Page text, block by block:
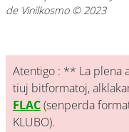
de Vinilkosmo © 2023
Atentigo : ** La plena
tiuj bitformatoj,
FLAC(senperda
KLUBO).